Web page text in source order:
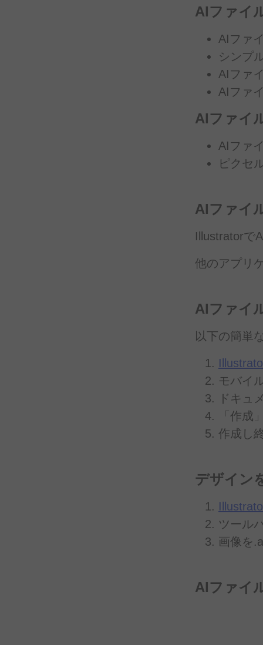
AIファイ
AIファ
シンプ
AIファ
AIファ
AIファイ
AIファ
ピクセ
AIファイ
Illustratorで
他のアプリ
AIファイ
以下の簡単
モバイ
ドキュ
「作成
作成し
デザイン
ツール
画像を
AIファイ